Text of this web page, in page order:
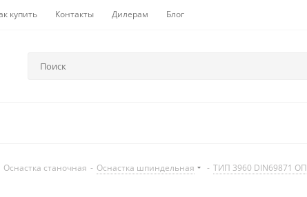
купить Контакты Дилерам Блог
Оснастка станочная - Оснастка шпиндельная - ТИП 3960 DIN69871